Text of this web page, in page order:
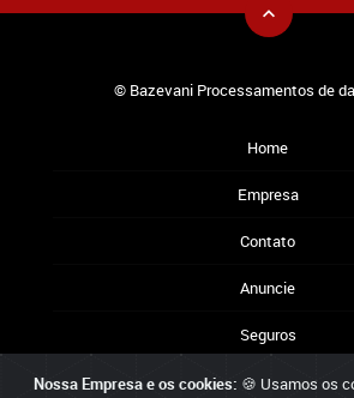
© Bazevani Processamentos de
Home
Empresa
Contato
Anuncie
Seguros
Reservamo-nos o direito de qualquer erro de
Nossa Empresa e os cookies: 🍪 Usamos os